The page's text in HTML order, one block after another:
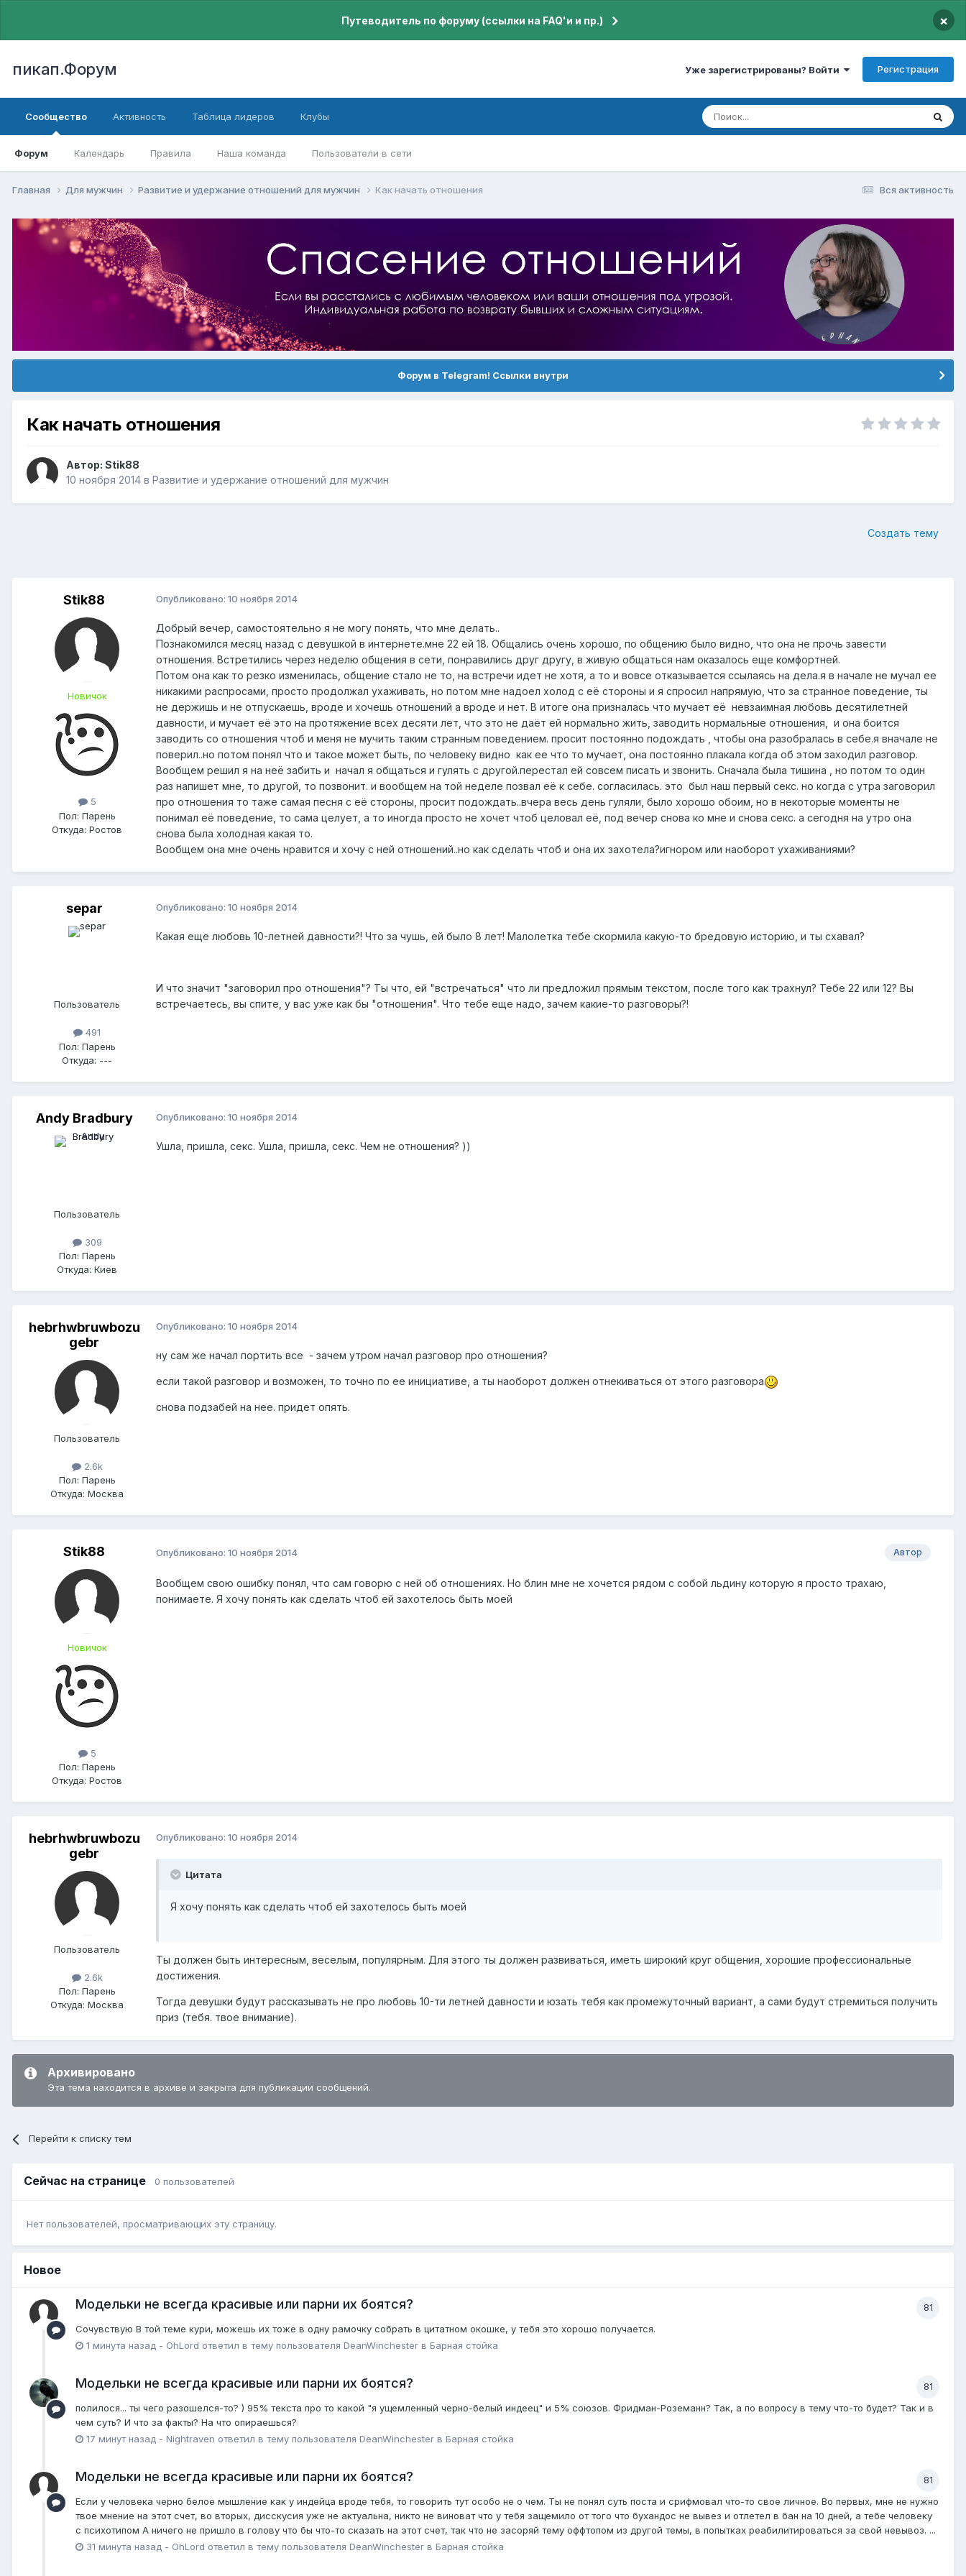
Путеводитель по форуму (ссылки на FAQ'и и пр.) ×
пикап.Форум Уже зарегистрированы? Войти Регистрация
Сообщество
Форум Календарь Правила Наша команда Пользователи в сети
Активность Таблица лидеров Клубы
Вся активность
Главная Для мужчин Pазвитие и удержание отношений для мужчин Как начать отношения
Форум в Telegram! Ссылки внутри
Как начать отношения
Автор: Stik88
10 ноября 2014 в Pазвитие и удержание отношений для мужчин
Создать тему
Stik88
Новичок
5
Пол: Парень
Откуда: Ростов
Опубликовано: 10 ноября 2014
Добрый вечер, самостоятельно я не могу понять, что мне делать..
Познакомился месяц назад с девушкой в интернете.мне 22 ей 18. Общались очень хорошо, по общению было видно, что она не прочь завести
отношения. Встретились через неделю общения в сети, понравились друг другу, в живую общаться нам оказалось еще комфортней.
Потом она как то резко изменилась, общение стало не то, на встречи идет не хотя, а то и вовсе отказывается ссылаясь на дела.я в начале не мучал ее
никакими распросами, просто продолжал ухаживать, но потом мне надоел холод с её стороны и я спросил напрямую, что за странное поведение, ты
не держишь и не отпускаешь, вроде и хочешь отношений а вроде и нет. В итоге она призналась что мучает её невзаимная любовь десятилетней
давности, и мучает её это на протяжение всех десяти лет, что это не даёт ей нормально жить, заводить нормальные отношения, и она боится
заводить со отношения чтоб и меня не мучить таким странным поведением. просит постоянно подождать , чтобы она разобралась в себе.я вначале не
поверил..но потом понял что и такое может быть, по человеку видно как ее что то мучает, она постоянно плакала когда об этом заходил разговор.
Вообщем решил я на неё забить и начал я общаться и гулять с другой.перестал ей совсем писать и звонить. Сначала была тишина , но потом то один
раз напишет мне, то другой, то позвонит. и вообщем на той неделе позвал её к себе. согласилась. это был наш первый секс. но когда с утра заговорил
про отношения то таже самая песня с её стороны, просит подождать..вчера весь день гуляли, было хорошо обоим, но в некоторые моменты не
понимал её поведение, то сама целует, а то иногда просто не хочет чтоб целовал её, под вечер снова ко мне и снова секс. а сегодня на утро она
снова была холодная какая то.
Вообщем она мне очень нравится и хочу с ней отношений..но как сделать чтоб и она их захотела?игнором или наоборот ухаживаниями?
separ
Пользователь
491
Пол: Парень
Откуда: ---
Опубликовано: 10 ноября 2014
Какая еще любовь 10-летней давности?! Что за чушь, ей было 8 лет! Малолетка тебе скормила какую-то бредовую историю, и ты схавал?
И что значит "заговорил про отношения"? Ты что, ей "встречаться" что ли предложил прямым текстом, после того как трахнул? Тебе 22 или 12? Вы
встречаетесь, вы спите, у вас уже как бы "отношения". Что тебе еще надо, зачем какие-то разговоры?!
Andy Bradbury
Пользователь
309
Пол: Парень
Откуда: Киев
Опубликовано: 10 ноября 2014
Ушла, пришла, секс. Ушла, пришла, секс. Чем не отношения? ))
hebrhwbruwbozu
gebr
Пользователь
2.6k
Пол: Парень
Откуда: Москва
Опубликовано: 10 ноября 2014
ну сам же начал портить все - зачем утром начал разговор про отношения?
если такой разговор и возможен, то точно по ее инициативе, а ты наоборот должен отнекиваться от этого разговора
снова подзабей на нее. придет опять.
Stik88
Новичок
5
Пол: Парень
Откуда: Ростов
Автор
Опубликовано: 10 ноября 2014
Вообщем свою ошибку понял, что сам говорю с ней об отношениях. Но блин мне не хочется рядом с собой льдину которую я просто трахаю,
понимаете. Я хочу понять как сделать чтоб ей захотелось быть моей
hebrhwbruwbozu
gebr
Пользователь
2.6k
Пол: Парень
Откуда: Москва
Опубликовано: 10 ноября 2014
Цитата
Я хочу понять как сделать чтоб ей захотелось быть моей
Ты должен быть интересным, веселым, популярным. Для этого ты должен развиваться, иметь широкий круг общения, хорошие профессиональные
достижения.
Тогда девушки будут рассказывать не про любовь 10-ти летней давности и юзать тебя как промежуточный вариант, а сами будут стремиться получить
приз (тебя. твое внимание).
Архивировано
Эта тема находится в архиве и закрыта для публикации сообщений.
Перейти к списку тем
Сейчас на странице 0 пользователей
Нет пользователей, просматривающих эту страницу.
Новое
81
Модельки не всегда красивые или парни их боятся?
Сочувствую В той теме кури, можешь их тоже в одну рамочку собрать в цитатном окошке, у тебя это хорошо получается.
1 минута назад - OhLord ответил в тему пользователя DeanWinchester в Барная стойка
81
Модельки не всегда красивые или парни их боятся?
полилося... ты чего разошелся-то? ) 95% текста про то какой "я ущемленный черно-белый индеец" и 5% союзов. Фридман-Роземанн? Так, а по вопросу в тему что-то будет? Так и в
чем суть? И что за факты? На что опираешься?
17 минут назад - Nightraven ответил в тему пользователя DeanWinchester в Барная стойка
81
Модельки не всегда красивые или парни их боятся?
Если у человека черно белое мышление как у индейца вроде тебя, то говорить тут особо не о чем. Ты не понял суть поста и срифмовал что-то свое личное. Во первых, мне не нужно
твое мнение на этот счет, во вторых, дисскусия уже не актуальна, никто не виноват что у тебя защемило от того что бухандос не вывез и отлетел в бан на 10 дней, а тебе человеку
с психотипом А ничего не пришло в голову что бы что-то сказать на этот счет, так что не засоряй тему оффтопом из другой темы, в попытках реабилитироваться за свой невывоз. ...
31 минута назад - OhLord ответил в тему пользователя DeanWinchester в Барная стойка